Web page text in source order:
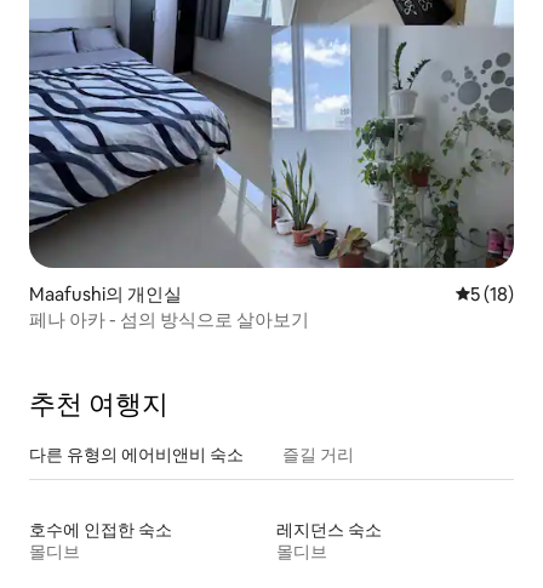
Maafushi의 개인실 평점 5점
5 (18)
페나 아카 - 섬의 방식으로 살아보기
추천 여행지
다른 유형의 에어비앤비 숙소 즐길 거리
호수에 인접한 숙소
몰디브
레지던스 숙소
몰디브